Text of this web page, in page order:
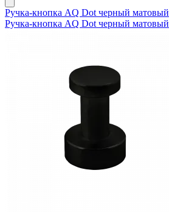
Ручка-кнопка AQ Dot черный матовый
Ручка-кнопка AQ Dot черный матовый